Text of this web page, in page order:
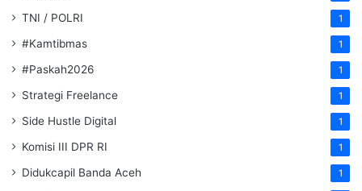
TNI / POLRI 1
#Kamtibmas 1
#Paskah2026 1
Strategi Freelance 1
Side Hustle Digital 1
Komisi III DPR RI 1
Didukcapil Banda Aceh 1